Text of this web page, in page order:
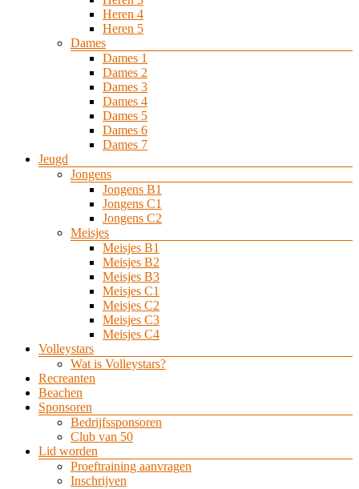
Heren 4
Heren 5
Dames
Dames 1
Dames 2
Dames 3
Dames 4
Dames 5
Dames 6
Dames 7
Jeugd
Jongens
Jongens B1
Jongens C1
Jongens C2
Meisjes
Meisjes B1
Meisjes B2
Meisjes B3
Meisjes C1
Meisjes C2
Meisjes C3
Meisjes C4
Volleystars
Wat is Volleystars?
Recreanten
Beachen
Sponsoren
Bedrijfssponsoren
Club van 50
Lid worden
Proeftraining aanvragen
Inschrijven